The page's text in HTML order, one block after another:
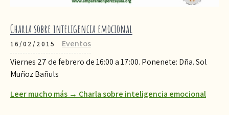
Charla sobre inteligencia emocional
16/02/2015
Eventos
Viernes 27 de febrero de 16:00 a 17:00. Ponenete: Dña. Sol
Muñoz Bañuls
Leer mucho más → Charla sobre inteligencia emocional